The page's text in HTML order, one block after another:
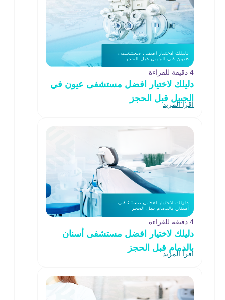
4 دقيقة للقراءة
دليلك لاختيار افضل مستشفى عيون في
الجبيل قبل الحجز
اقرأ المزيد
4 دقيقة للقراءة
دليلك لاختيار افضل مستشفى أسنان
بالدمام قبل الحجز
اقرأ المزيد